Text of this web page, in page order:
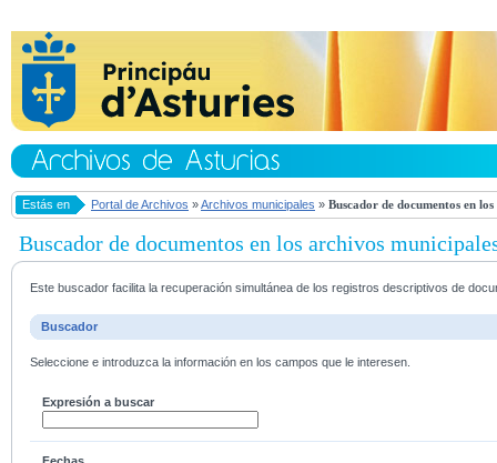
Estás en Portal de Archivos »Archivos municipales » Buscador de documentos en
Buscador de documentos en los archivos
Este buscador facilita la recuperación simultánea de los registros descriptivos de
Buscador
Seleccione e introduzca la información en los campos que le interesen.
Expresión a buscar